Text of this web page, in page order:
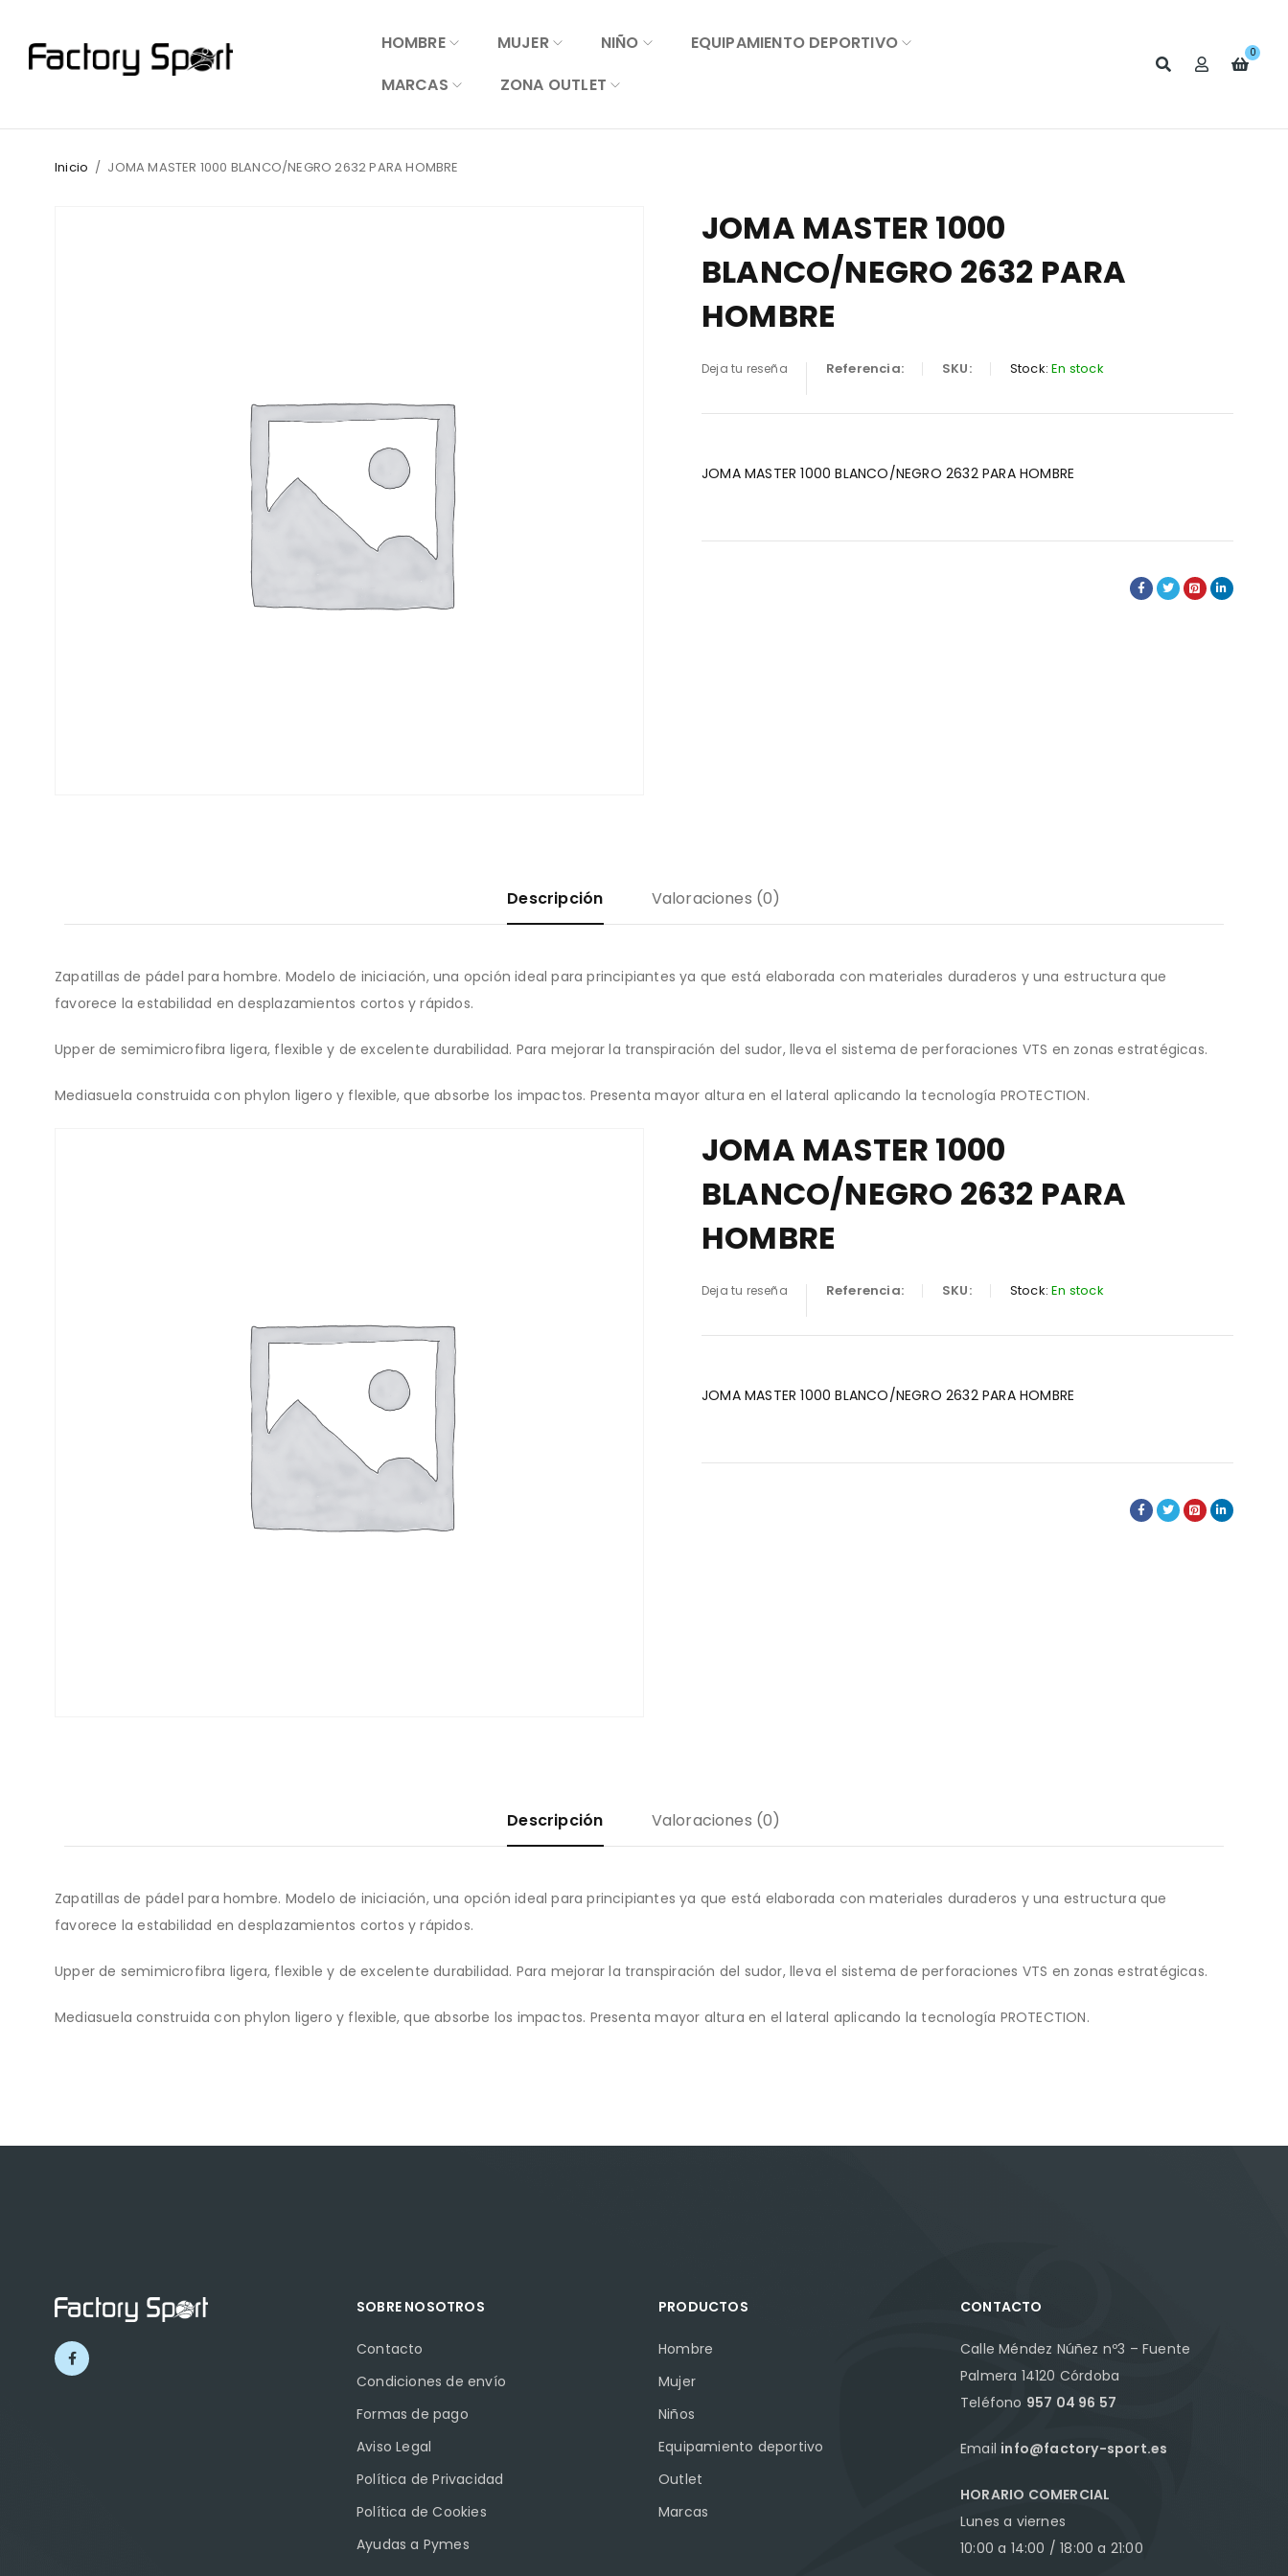
HOMBRE MUJER NIÑO
EQUIPAMIENTO DEPORTIVO
MARCAS
ZONA OUTLET
0
Inicio / JOMA MASTER 1000 BLANCO/NEGRO 2632 PARA HOMBRE
JOMA MASTER 1000
BLANCO/NEGRO 2632 PARA
HOMBRE
Deja tu reseña Referencia: SKU: Stock: En stock
JOMA MASTER 1000 BLANCO/NEGRO 2632 PARA HOMBRE
Descripción Valoraciones (0)
Zapatillas de pádel para hombre. Modelo de iniciación, una opción ideal para principiantes ya que está elaborada con materiales duraderos y una estructura que
favorece la estabilidad en desplazamientos cortos y rápidos.
Upper de semimicrofibra ligera, flexible y de excelente durabilidad. Para mejorar la transpiración del sudor, lleva el sistema de perforaciones VTS en zonas estratégicas.
Mediasuela construida con phylon ligero y flexible, que absorbe los impactos. Presenta mayor altura en el lateral aplicando la tecnología PROTECTION.
JOMA MASTER 1000
BLANCO/NEGRO 2632 PARA
HOMBRE
Deja tu reseña Referencia: SKU: Stock: En stock
JOMA MASTER 1000 BLANCO/NEGRO 2632 PARA HOMBRE
Descripción Valoraciones (0)
Zapatillas de pádel para hombre. Modelo de iniciación, una opción ideal para principiantes ya que está elaborada con materiales duraderos y una estructura que
favorece la estabilidad en desplazamientos cortos y rápidos.
Upper de semimicrofibra ligera, flexible y de excelente durabilidad. Para mejorar la transpiración del sudor, lleva el sistema de perforaciones VTS en zonas estratégicas.
Mediasuela construida con phylon ligero y flexible, que absorbe los impactos. Presenta mayor altura en el lateral aplicando la tecnología PROTECTION.
SOBRE NOSOTROS
Contacto
Condiciones de envío
Formas de pago
Aviso Legal
Política de Privacidad
Política de Cookies
Ayudas a Pymes
PRODUCTOS
Hombre
Mujer
Niños
Equipamiento deportivo
Outlet
Marcas
CONTACTO
Calle Méndez Núñez nº3 – Fuente
Palmera 14120 Córdoba
Teléfono 957 04 96 57
Email info@factory-sport.es
HORARIO COMERCIAL
Lunes a viernes
10:00 a 14:00 / 18:00 a 21:00